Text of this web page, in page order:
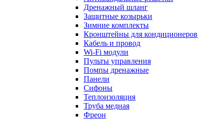
Дренажный шланг
Защитные козырьки
Зимние комплекты
Кронштейны для кондиционеров
Кабель и провод
Wi-Fi модули
Пульты управления
Помпы дренажные
Панели
Сифоны
Теплоизоляция
Труба медная
Фреон